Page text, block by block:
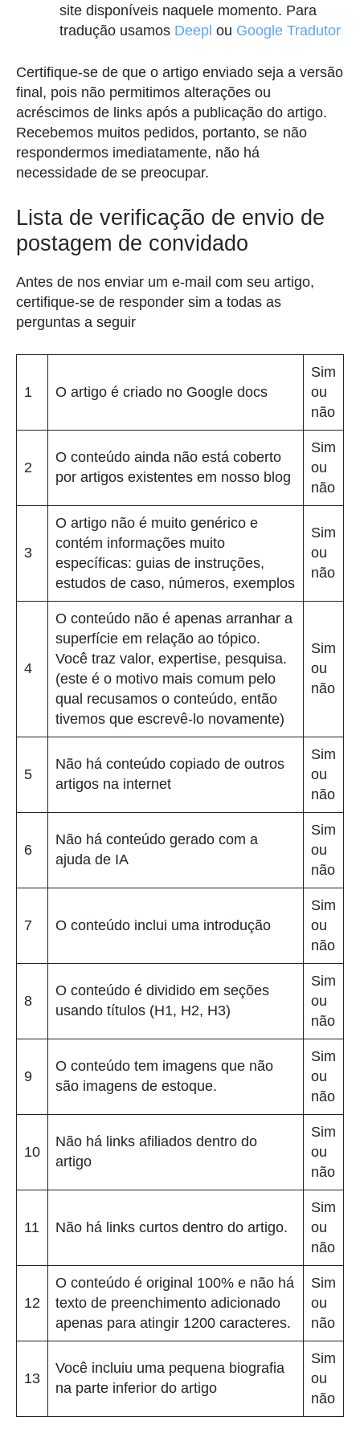
site disponíveis naquele momento. Para
tradução usamos Deepl ou Google Tradutor
Certifique-se de que o artigo enviado seja a versão
final, pois não permitimos alterações ou
acréscimos de links após a publicação do artigo.
Recebemos muitos pedidos, portanto, se não
respondermos imediatamente, não há
necessidade de se preocupar.
Lista de verificação de envio de
postagem de convidado
Antes de nos enviar um e-mail com seu artigo,
certifique-se de responder sim a todas as
perguntas a seguir
1 O artigo é criado no Google docs
Sim
ou
não
2
O conteúdo ainda não está coberto
por artigos existentes em nosso blog
Sim
ou
não
3
O artigo não é muito genérico e
contém informações muito
específicas: guias de instruções,
estudos de caso, números, exemplos
Sim
ou
não
4
O conteúdo não é apenas arranhar a
superfície em relação ao tópico.
Você traz valor, expertise, pesquisa.
(este é o motivo mais comum pelo
qual recusamos o conteúdo, então
tivemos que escrevê-lo novamente)
Sim
ou
não
5
Não há conteúdo copiado de outros
artigos na internet
Sim
ou
não
6
Não há conteúdo gerado com a
ajuda de IA
Sim
ou
não
7 O conteúdo inclui uma introdução
Sim
ou
não
8
O conteúdo é dividido em seções
usando títulos (H1, H2, H3)
Sim
ou
não
9
O conteúdo tem imagens que não
são imagens de estoque.
Sim
ou
não
10
Não há links afiliados dentro do
artigo
Sim
ou
não
11 Não há links curtos dentro do artigo.
Sim
ou
não
12
O conteúdo é original 100% e não há
texto de preenchimento adicionado
apenas para atingir 1200 caracteres.
Sim
ou
não
13
Você incluiu uma pequena biografia
na parte inferior do artigo
Sim
ou
não